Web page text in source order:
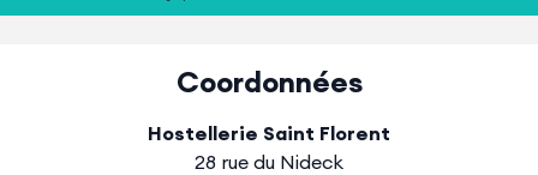
Coordonnées
Hostellerie Saint Florent
28 rue du Nideck